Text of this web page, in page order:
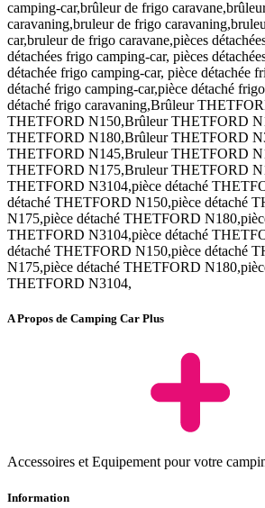
camping-car,brûleur de frigo
caravaning,bruleur de frigo
car,bruleur de frigo caravane,pièces
détachées frigo camping-car, pièces
détachée frigo camping-car, pièce détachée
détaché frigo camping-car,pièce détaché
détaché frigo caravaning,Brûleur
THETFORD N150,Brûleur THETFORD
THETFORD N180,Brûleur THETFORD
THETFORD N145,Bruleur THETFORD
THETFORD N175,Bruleur THETFORD
THETFORD N3104,pièce détaché
détaché THETFORD N150,pièce détaché
N175,pièce détaché THETFORD
THETFORD N3104,pièce détaché
détaché THETFORD N150,pièce détaché
N175,pièce détaché THETFORD
THETFORD N3104,
A Propos de Camping Car Plus
Accessoires et Equipement pour votre
Information